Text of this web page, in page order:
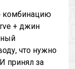
комбинацию
+ джин
что нужно
принял за